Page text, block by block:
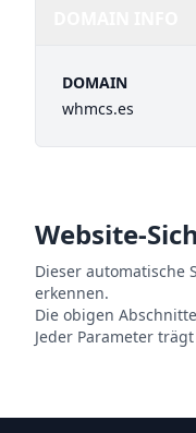
DOMAIN
whmcs.es
Website-
Dieser automatische
erkennen.
Die obigen
Jeder Parameter